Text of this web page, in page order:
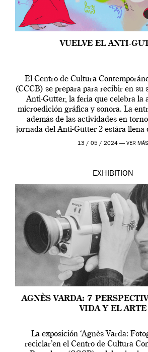
VUELVE EL ANTI-
El Centro de Cultura
(CCCB) se prepara para recibir en su
Anti-Gutter, la feria que celebra la
microedición gráfica y sonora. La
además de las actividades en
jornada del Anti-Gutter 2 estára llena
[…]
13 / 05 / 2024 — VER MÁS
EXHIBITION
AGNÈS VARDA: 7
VIDA Y EL ARTE
La exposición ‘Agnès Varda:
reciclar’en el Centro de Cultura